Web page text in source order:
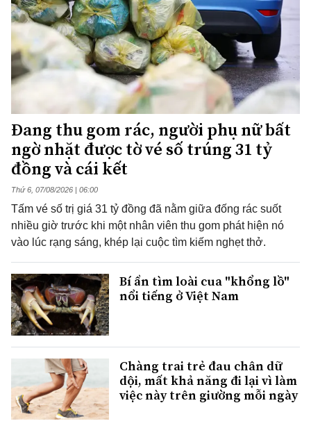
Đang thu gom rác, người phụ nữ bất
ngờ nhặt được tờ vé số trúng 31 tỷ
đồng và cái kết
Thứ 6, 07/08/2026 | 06:00
Tấm vé số trị giá 31 tỷ đồng đã nằm giữa đống rác suốt
nhiều giờ trước khi một nhân viên thu gom phát hiện nó
vào lúc rạng sáng, khép lại cuộc tìm kiếm nghẹt thở.
Bí ẩn tìm loài cua "khổng lồ"
nổi tiếng ở Việt Nam
Chàng trai trẻ đau chân dữ
dội, mất khả năng đi lại vì làm
việc này trên giường mỗi ngày